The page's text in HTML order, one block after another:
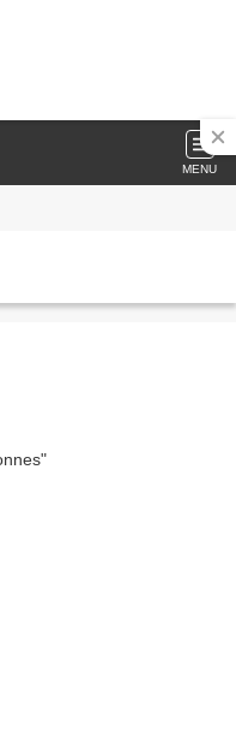
MENU